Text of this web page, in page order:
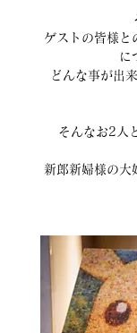
ゲストの皆様と
に
どんな事が出
そんなお2人
新郎新婦様の大